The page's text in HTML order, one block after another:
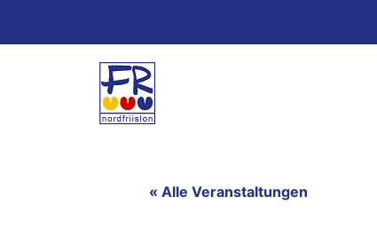
Inhalt
« Alle Veranstaltungen